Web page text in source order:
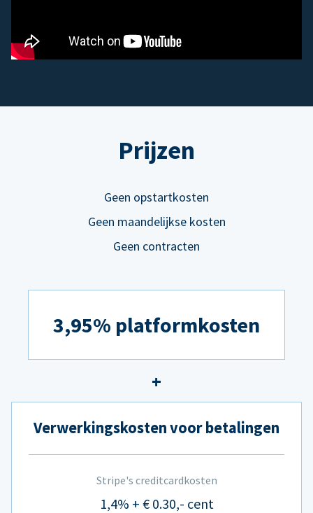
Prijzen
Geen opstartkosten
Geen maandelijkse kosten
Geen contracten
3,95% platformkosten
Verwerkingskosten voor betalingen
Stripe's creditcardkosten
1,4% + € 0.30,- cent